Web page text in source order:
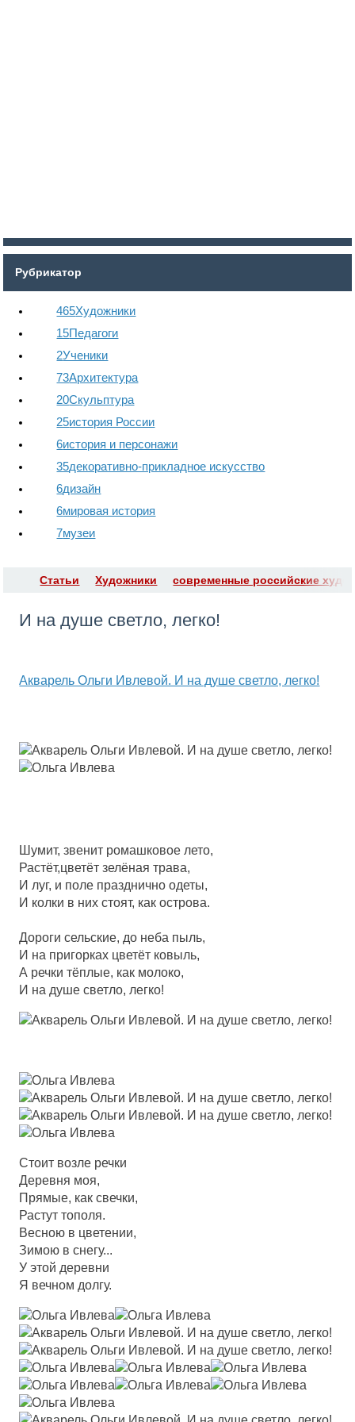
Рубрикатор
465Художники
15Педагоги
2Ученики
73Архитектура
20Скульптура
25история России
6история и персонажи
35декоративно-прикладное искусство
6дизайн
6мировая история
7музеи
Статьи Художники современные российские
И на душе светло, легко!
Акварель Ольги Ивлевой. И на душе светло, легко!
Шумит, звенит ромашковое лето,
Растёт,цветёт зелёная трава,
И луг, и поле празднично одеты,
И колки в них стоят, как острова.
Дороги сельские, до неба пыль,
И на пригорках цветёт ковыль,
А речки тёплые, как молоко,
И на душе светло, легко!
Стоит возле речки
Деревня моя,
Прямые, как свечки,
Растут тополя.
Весною в цветении,
Зимою в снегу...
У этой деревни
Я вечном долгу.